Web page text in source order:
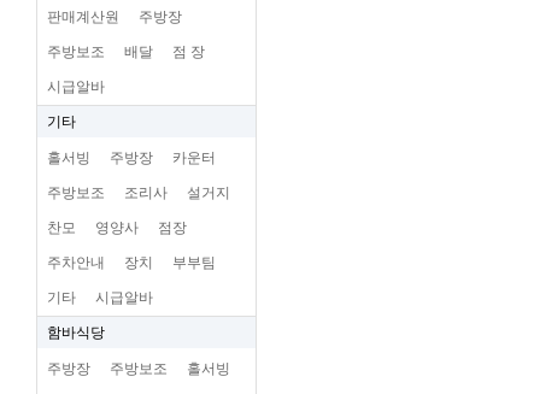
판매계산원 주방장
주방보조 배달 점 장
시급알바
기타
홀서빙 주방장 카운터
주방보조 조리사 설거지
찬모 영양사 점장
주차안내 장치 부부팀
기타 시급알바
함바식당
주방장 주방보조 홀서빙